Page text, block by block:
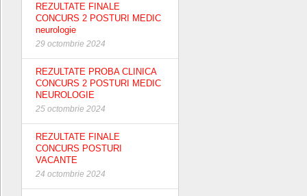
REZULTATE FINALE
CONCURS 2 POSTURI MEDIC
neurologie
29 octombrie 2024
REZULTATE PROBA CLINICA
CONCURS 2 POSTURI MEDIC
NEUROLOGIE
25 octombrie 2024
REZULTATE FINALE
CONCURS POSTURI
VACANTE
24 octombrie 2024